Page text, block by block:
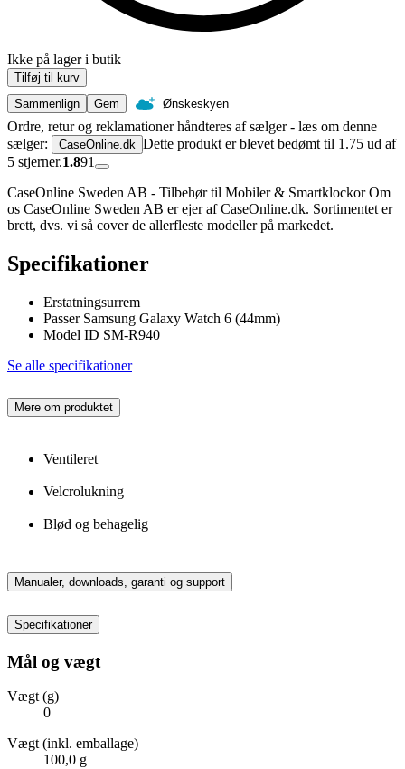
Ikke på lager i butik
Tilføj til kurv
Sammenlign
Gem Ønskeskyen
Ordre, retur og reklamationer håndteres af sælger - læs om denne
sælger:
CaseOnline.dk Dette produkt er blevet bedømt til 1.75 ud af
5 stjerner.1.891
CaseOnline Sweden AB - Tilbehør til Mobiler & Smartklockor Om
os CaseOnline Sweden AB er ejer af CaseOnline.dk. Sortimentet er
brett, dvs. vi så cover de allerfleste modeller på markedet.
Specifikationer
Erstatningsurrem
Passer Samsung Galaxy Watch 6 (44mm)
Model ID SM-R940
Se alle specifikationer
Mere om produktet
Ventileret
Velcrolukning
Blød og behagelig
Manualer, downloads, garanti og support
Specifikationer
Mål og vægt
Vægt (g)
0
Vægt (inkl. emballage)
100,0 g